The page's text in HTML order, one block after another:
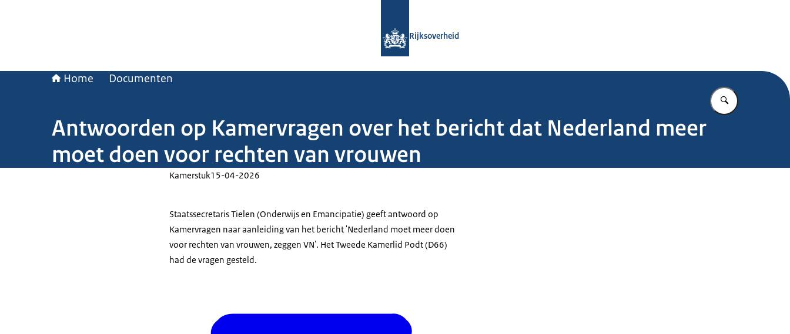
Rijksoverheid
Home Documenten
Vul in wat u
Antwoorden op Kamervragen over het bericht dat Nederland meer
moet doen voor rechten van vrouwen
Kamerstuk15-04-2026
Staatssecretaris Tielen (Onderwijs en Emancipatie) geeft antwoord op
Kamervragen naar aanleiding van het bericht 'Nederland moet meer doen
voor rechten van vrouwen, zeggen VN'. Het Tweede Kamerlid Podt (D66)
had de vragen gesteld.